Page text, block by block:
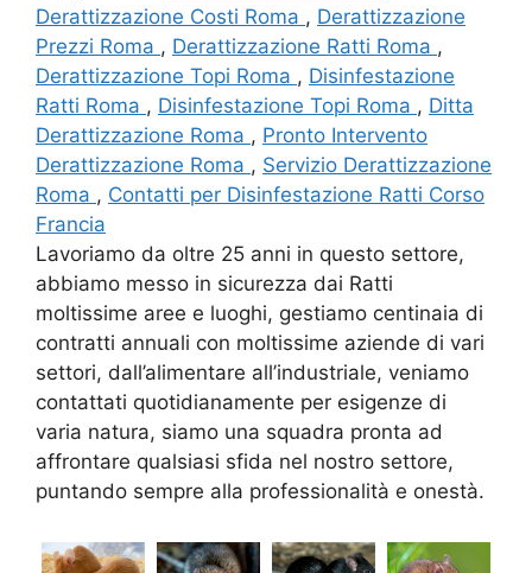
Derattizzazione Costi Roma , Derattizzazione
Prezzi Roma , Derattizzazione Ratti Roma ,
Derattizzazione Topi Roma , Disinfestazione
Ratti Roma , Disinfestazione Topi Roma , Ditta
Derattizzazione Roma , Pronto Intervento
Derattizzazione Roma , Servizio Derattizzazione
Roma , Contatti per Disinfestazione Ratti Corso
Francia
Lavoriamo da oltre 25 anni in questo settore,
abbiamo messo in sicurezza dai Ratti
moltissime aree e luoghi, gestiamo centinaia di
contratti annuali con moltissime aziende di vari
settori, dall’alimentare all’industriale, veniamo
contattati quotidianamente per esigenze di
varia natura, siamo una squadra pronta ad
affrontare qualsiasi sfida nel nostro settore,
puntando sempre alla professionalità e onestà.